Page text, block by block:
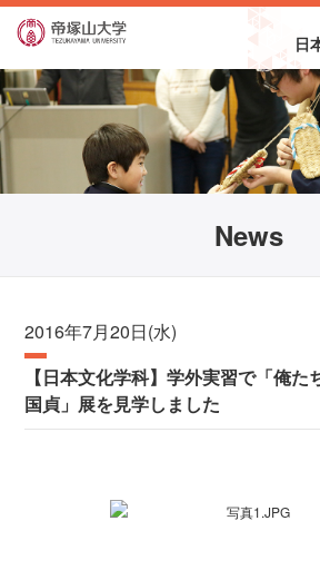
日
News
2016年7月20日(水)
【日本文化学科】学外実習で「俺た
国貞」展を見学しました